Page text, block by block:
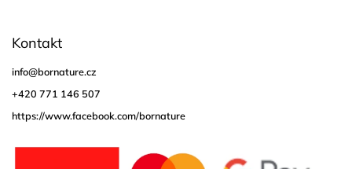
Kontakt
info@bornature.cz
+420 771 146 507
https://www.facebook.com/bornature